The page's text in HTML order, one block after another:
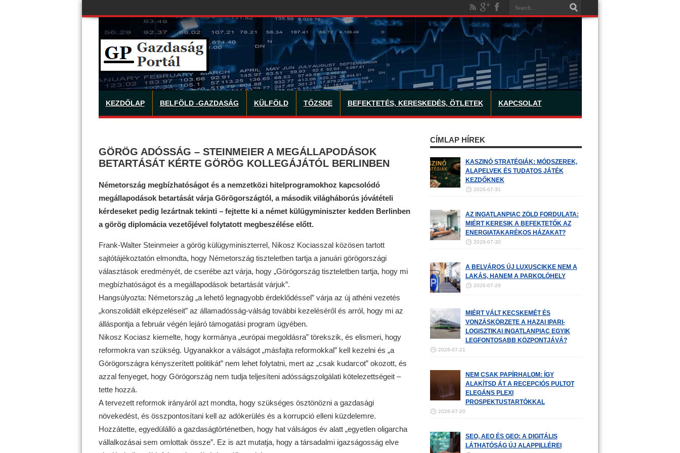
KEZDŐLAP BELFÖLD -GAZDASÁG KÜLFÖLD TŐZSDE BEFEKTETÉS, KERESKEDÉS, ÖTLETEK KAPCSOLAT
GÖRÖG ADÓSSÁG – STEINMEIER A MEGÁLLAPODÁSOK
BETARTÁSÁT KÉRTE GÖRÖG KOLLEGÁJÁTÓL BERLINBEN
Németország megbízhatóságot és a nemzetközi hitelprogramokhoz kapcsolódó
megállapodások betartását várja Görögországtól, a második világháborús jóvátételi
kérdeseket pedig lezártnak tekinti – fejtette ki a német külügyminiszter kedden Berlinben
a görög diplomácia vezetőjével folytatott megbeszélése előtt.
Frank-Walter Steinmeier a görög külügyminiszterrel, Nikosz Kociasszal közösen tartott
sajtótájékoztatón elmondta, hogy Németország tiszteletben tartja a januári görögországi
választások eredményét, de cserébe azt várja, hogy „Görögország tiszteletben tartja, hogy mi
megbízhatóságot és a megállapodások betartását várjuk”.
Hangsúlyozta: Németország „a lehető legnagyobb érdeklődéssel” várja az új athéni vezetés
„konszolidált elképzeléseit” az államadósság-válság további kezeléséről és arról, hogy mi az
álláspontja a február végén lejáró támogatási program ügyében.
Nikosz Kociasz kiemelte, hogy kormánya „európai megoldásra” törekszik, és elismeri, hogy
reformokra van szükség. Ugyanakkor a válságot „másfajta reformokkal” kell kezelni és „a
Görögországra kényszerített politikát” nem lehet folytatni, mert az „csak kudarcot” okozott, és
azzal fenyeget, hogy Görögország nem tudja teljesíteni adósságszolgálati kötelezettségeit –
tette hozzá.
A tervezett reformok irányáról azt mondta, hogy szükséges ösztönözni a gazdasági
növekedést, és összpontosítani kell az adókerülés és a korrupció elleni küzdelemre.
Hozzátette, egyedülálló a gazdaságtörténetben, hogy hat válságos év alatt „egyetlen oligarcha
vállalkozásai sem omlottak össze”. Ez is azt mutatja, hogy a társadalmi igazságosság elve
CÍMLAP HÍREK
KASZINÓ STRATÉGIÁK: MÓDSZEREK,
ALAPELVEK ÉS TUDATOS JÁTÉK
KEZDŐKNEK
2026-07-31
AZ INGATLANPIAC ZÖLD FORDULATA:
MIÉRT KERESIK A BEFEKTETŐK AZ
ENERGIATAKARÉKOS HÁZAKAT?
2026-07-30
A BELVÁROS ÚJ LUXUSCIKKE NEM A
LAKÁS, HANEM A PARKOLÓHELY
2026-07-29
MIÉRT VÁLT KECSKEMÉT ÉS
VONZÁSKÖRZETE A HAZAI IPARI-
LOGISZTIKAI INGATLANPIAC EGYIK
LEGFONTOSABB KÖZPONTJÁVÁ?
2026-07-21
NEM CSAK PAPÍRHALOM: ÍGY
ALAKÍTSD ÁT A RECEPCIÓS PULTOT
ELEGÁNS PLEXI
PROSPEKTUSTARTÓKKAL
2026-07-20
SEO, AEO ÉS GEO: A DIGITÁLIS
LÁTHATÓSÁG ÚJ ALAPPILLÉREI